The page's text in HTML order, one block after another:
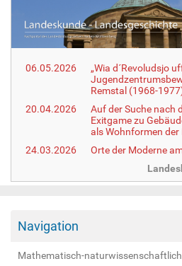
r
e
:
06.05.2026
„Wia d´Revoludsjo
Remstal (1968-
20.04.2026
Auf der Suche nach
Exitgame zu
als Wohnformen der
24.03.2026
Orte der Moderne
Navigation
Mathematisch-